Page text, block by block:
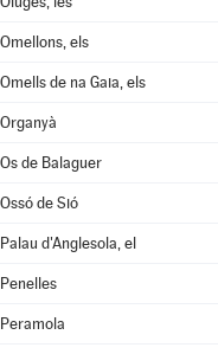
Omellons, els
Omells de na Gaia, els
Organyà
Os de Balaguer
Ossó de Sió
Palau d'Anglesola, el
Penelles
Peramola